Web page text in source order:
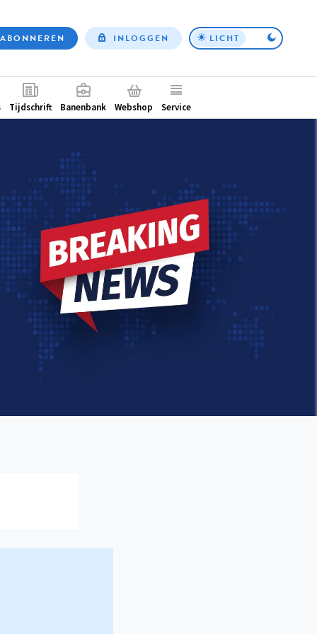
Top
ABONNEREN INLOGGEN LICHT
Tijdschrift Banenbank Webshop Service